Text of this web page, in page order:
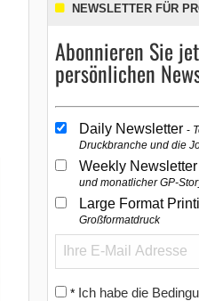
NEWSLETTER FÜR
Abonnieren Sie
persönlichen
Daily Newsletter
Druckbranche und die
Weekly
und monatlicher GP-
Large Format
Großformatdruck
* Ich habe die